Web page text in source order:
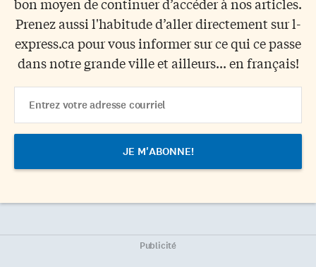
Prenez aussi l'habitude d’aller directement sur l-
express.ca pour vous informer sur ce qui ce passe
dans notre grande ville et ailleurs... en français!
Address
Publicité